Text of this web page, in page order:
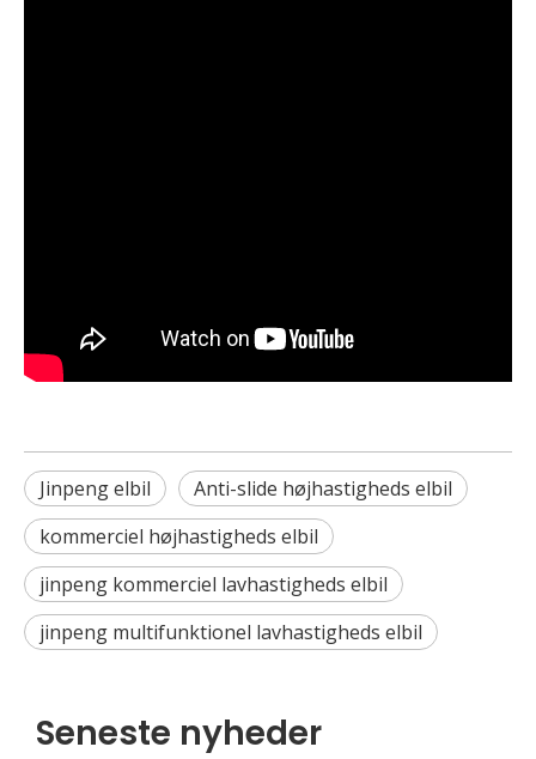
Jinpeng elbil
Anti-slide højhastigheds elbil
kommerciel højhastigheds elbil
jinpeng kommerciel lavhastigheds elbil
jinpeng multifunktionel lavhastigheds elbil
Seneste nyheder